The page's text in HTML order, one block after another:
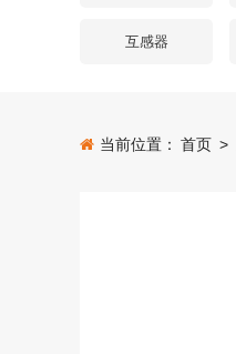
互感器
当前位置： 首页 >